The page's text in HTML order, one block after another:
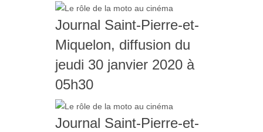
Journal Saint-Pierre-et-
Miquelon, diffusion du
jeudi 30 janvier 2020 à
05h30
Journal Saint-Pierre-et-